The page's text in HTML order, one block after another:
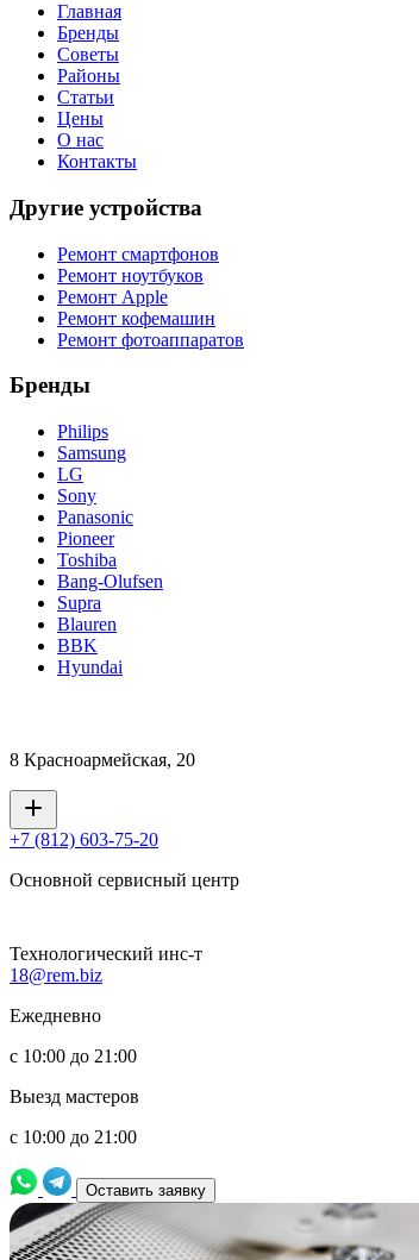
Главная
Бренды
Советы
Районы
Статьи
Цены
О нас
Контакты
Другие устройства
Ремонт смартфонов
Ремонт ноутбуков
Ремонт Apple
Ремонт кофемашин
Ремонт фотоаппаратов
Бренды
Philips
Samsung
LG
Sony
Panasonic
Pioneer
Toshiba
Bang-Olufsen
Supra
Blauren
BBK
Hyundai
8 Красноармейская, 20
+7 (812) 603-75-20
Основной сервисный центр
Технологический инс-т
18@rem.biz
Ежедневно
с 10:00 до 21:00
Выезд мастеров
с 10:00 до 21:00
Оставить заявку